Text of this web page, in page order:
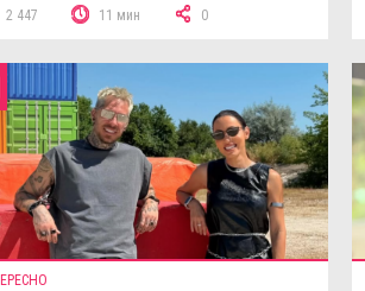
2 447 11 мин 0